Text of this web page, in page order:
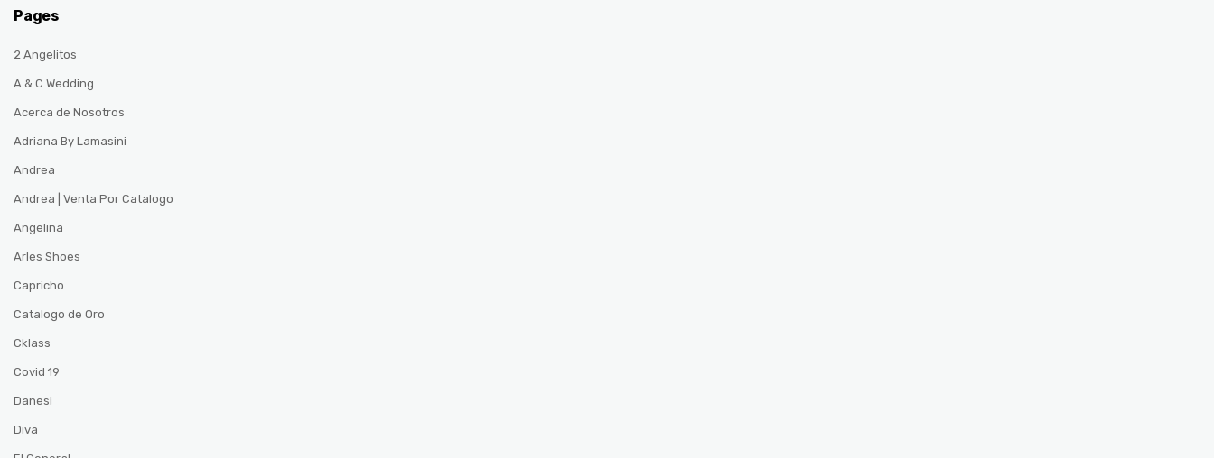
Pages
2 Angelitos
A & C Wedding
Acerca de Nosotros
Adriana By Lamasini
Andrea
Andrea | Venta Por Catalogo
Angelina
Arles Shoes
Capricho
Catalogo de Oro
Cklass
Covid 19
Danesi
Diva